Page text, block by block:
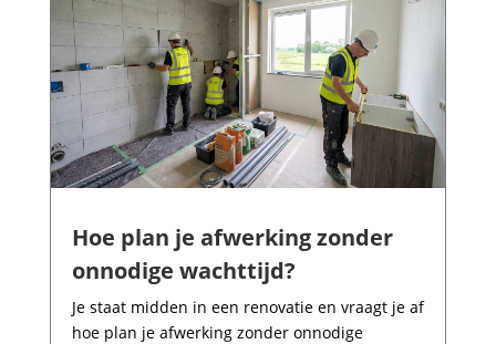
Hoe plan je afwerking zonder
onnodige wachttijd?
Je staat midden in een renovatie en vraagt je af
hoe plan je afwerking zonder onnodige